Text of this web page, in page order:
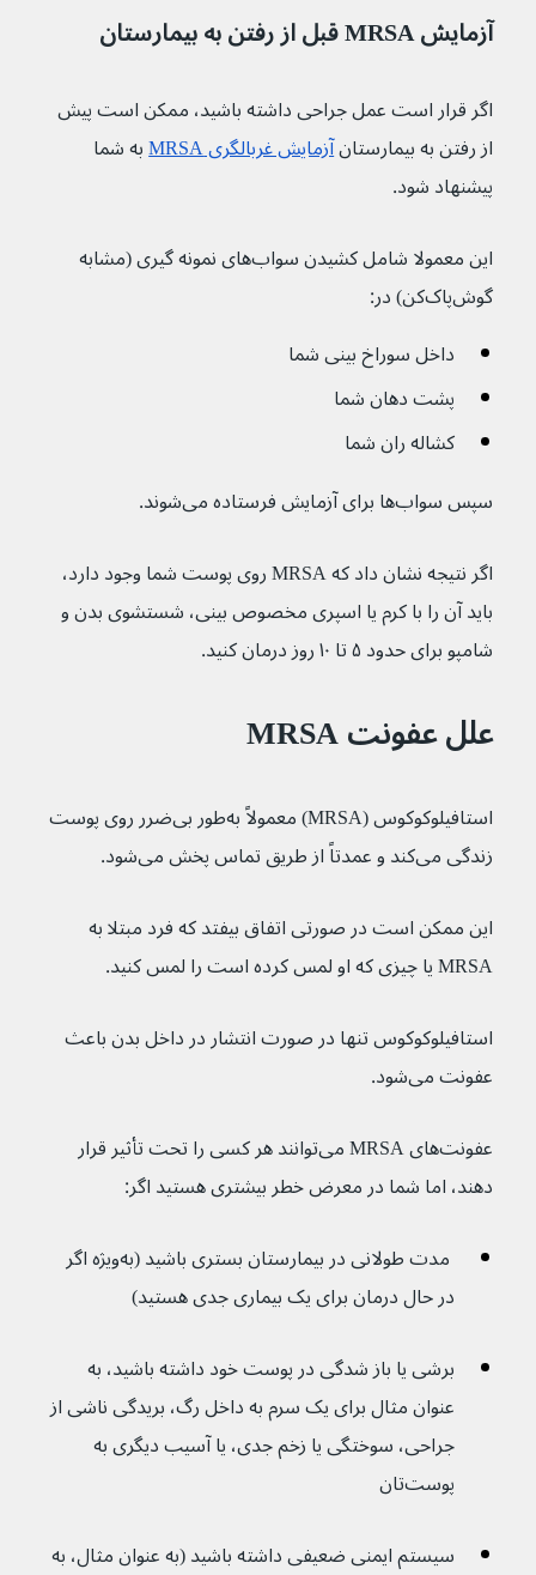
آزمایش MRSA قبل از رفتن به بیمارستان
اگر قرار است عمل جراحی داشته باشید، ممکن است پیش
از رفتن به بیمارستان آزمایش غربالگری MRSA
به شما
پیشنهاد شود.
این معمولا شامل کشیدن سواب‌های نمونه گیری (مشابه
گوش‌پاک‌کن) در:
داخل سوراخ بینی شما
پشت دهان شما
کشاله ران شما
سپس سواب‌ها برای آزمایش فرستاده می‌شوند.
اگر نتیجه نشان داد که MRSA روی پوست شما وجود دارد،
باید آن را با کرم یا اسپری مخصوص بینی، شستشوی بدن و
شامپو برای حدود ۵ تا ۱۰ روز درمان کنید.
علل عفونت MRSA
استافیلوکوکوس (MRSA) معمولاً به‌طور بی‌ضرر روی پوست
زندگی می‌کند و عمدتاً از طریق تماس پخش می‌شود.
این ممکن است در صورتی اتفاق بیفتد که فرد مبتلا به
MRSA یا چیزی که او لمس کرده است را لمس کنید.
استافیلوکوکوس تنها در صورت انتشار در داخل بدن باعث
عفونت می‌شود.
عفونت‌های MRSA می‌توانند هر کسی را تحت تأثیر قرار
دهند، اما شما در معرض خطر بیشتری هستید اگر:
مدت طولانی در بیمارستان بستری باشید (به‌ویژه اگر
در حال درمان برای یک بیماری جدی هستید)
برشی یا باز شدگی در پوست خود داشته باشید، به
عنوان مثال برای یک سرم به داخل رگ، بریدگی ناشی از
جراحی، سوختگی یا زخم جدی، یا آسیب دیگری به
پوست‌تان
سیستم ایمنی ضعیفی داشته باشید (به عنوان مثال، به